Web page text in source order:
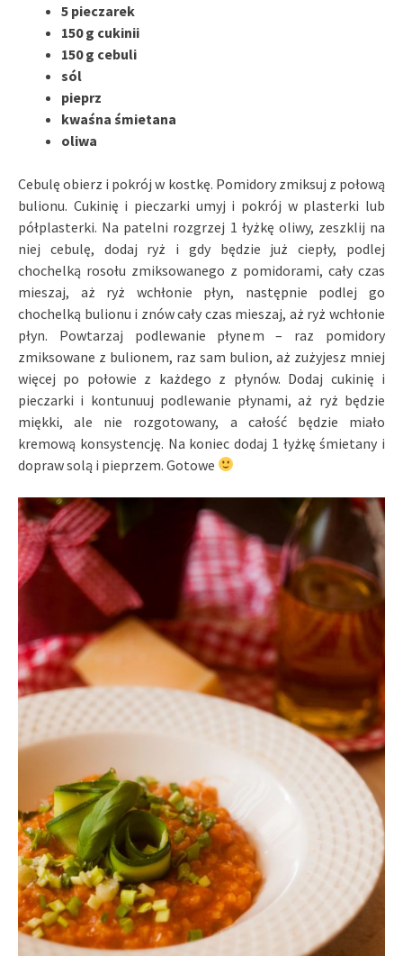
5 pieczarek
150 g cukinii
150 g cebuli
sól
pieprz
kwaśna śmietana
oliwa
Cebulę obierz i pokrój w kostkę. Pomidory zmiksuj z połową
bulionu. Cukinię i pieczarki umyj i pokrój w plasterki lub
półplasterki. Na patelni rozgrzej 1 łyżkę oliwy, zeszklij na
niej cebulę, dodaj ryż i gdy będzie już ciepły, podlej
chochelką rosołu zmiksowanego z pomidorami, cały czas
mieszaj, aż ryż wchłonie płyn, następnie podlej go
chochelką bulionu i znów cały czas mieszaj, aż ryż wchłonie
płyn. Powtarzaj podlewanie płynem – raz pomidory
zmiksowane z bulionem, raz sam bulion, aż zużyjesz mniej
więcej po połowie z każdego z płynów. Dodaj cukinię i
pieczarki i kontunuuj podlewanie płynami, aż ryż będzie
miękki, ale nie rozgotowany, a całość będzie miało
kremową konsystencję. Na koniec dodaj 1 łyżkę śmietany i
dopraw solą i pieprzem. Gotowe